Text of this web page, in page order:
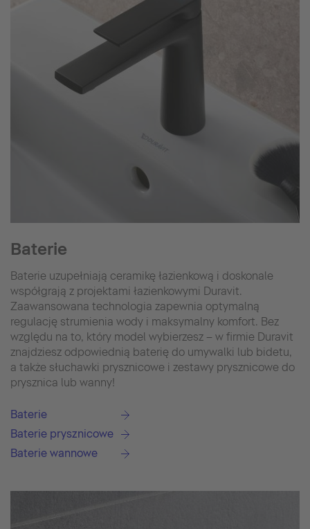
Baterie
Baterie uzupełniają ceramikę łazienkową i doskonale
współgrają z projektami łazienkowymi Duravit.
Zaawansowana technologia zapewnia optymalną
regulację strumienia wody i maksymalny komfort. Bez
względu na to, który model wybierzesz – w firmie Duravit
znajdziesz odpowiednią baterię do umywalki lub bidetu,
a także słuchawki prysznicowe i zestawy prysznicowe do
prysznica lub wanny!
Baterie
Baterie prysznicowe
Baterie wannowe